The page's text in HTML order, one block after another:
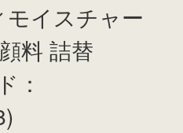
イスチャー
料 詰替
：